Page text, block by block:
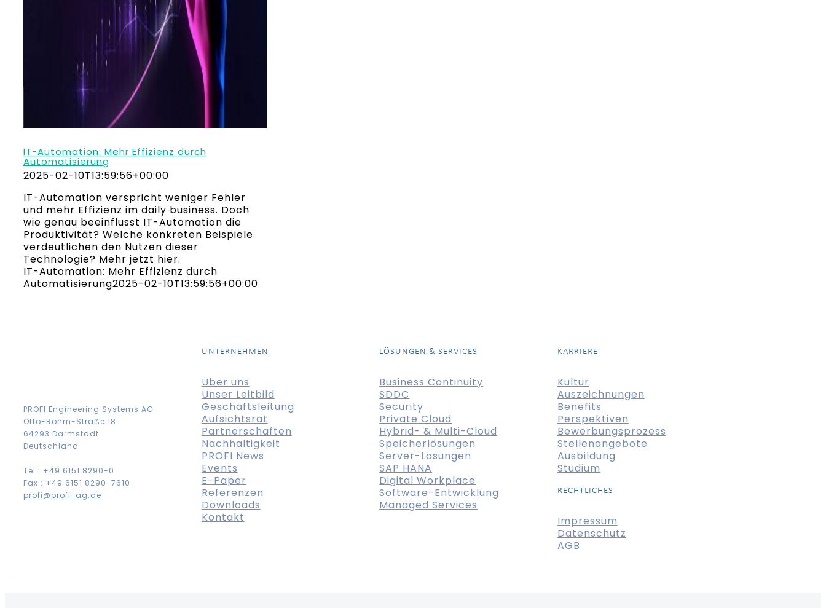
IT-Automation: Mehr Effizienz durch
Automatisierung
2025-02-10T13:59:56+00:00
IT-Automation verspricht weniger Fehler
und mehr Effizienz im daily business. Doch
wie genau beeinflusst IT-Automation die
Produktivität? Welche konkreten Beispiele
verdeutlichen den Nutzen dieser
Technologie? Mehr jetzt hier.
IT-Automation: Mehr Effizienz durch
Automatisierung2025-02-10T13:59:56+00:00
PROFI Engineering Systems AG
Otto-Röhm-Straße 18
64293 Darmstadt
Deutschland
Tel.: +49 6151 8290-0
Fax.: +49 6151 8290-7610
profi@profi-ag.de
UNTERNEHMEN
Über uns
Unser Leitbild
Geschäftsleitung
Aufsichtsrat
Partnerschaften
Nachhaltigkeit
PROFI News
Events
E-Paper
Referenzen
Downloads
Kontakt
LÖSUNGEN & SERVICES
Business Continuity
SDDC
Security
Private Cloud
Hybrid- & Multi-Cloud
Speicherlösungen
Server-Lösungen
SAP HANA
Digital Workplace
Software-Entwicklung
Managed Services
KARRIERE
Kultur
Auszeichnungen
Benefits
Perspektiven
Bewerbungsprozess
Stellenangebote
Ausbildung
Studium
RECHTLICHES
Impressum
Datenschutz
AGB